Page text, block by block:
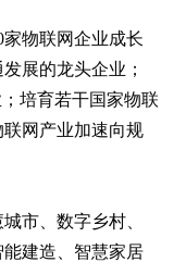
家物联网企业成长
展的龙头企业；
培育若干国家物联
网产业加速向规
市、数字乡村、
建造、智慧家居